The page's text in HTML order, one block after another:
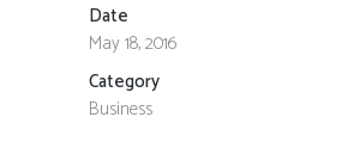
Date
May 18, 2016
Category
Business